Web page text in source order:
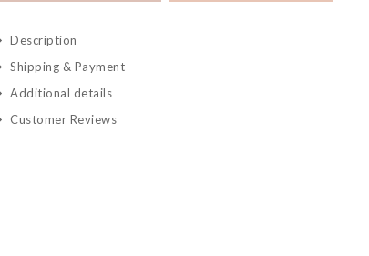
Description
Shipping & Payment
Additional details
Customer Reviews